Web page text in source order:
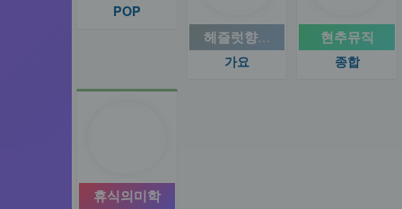
POP
헤즐럿향기방송국
가요
현추뮤직
종합
휴식의미학